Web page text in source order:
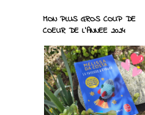
MON PLUS GROS COUP DE
COEUR DE L'ANNEE 2024